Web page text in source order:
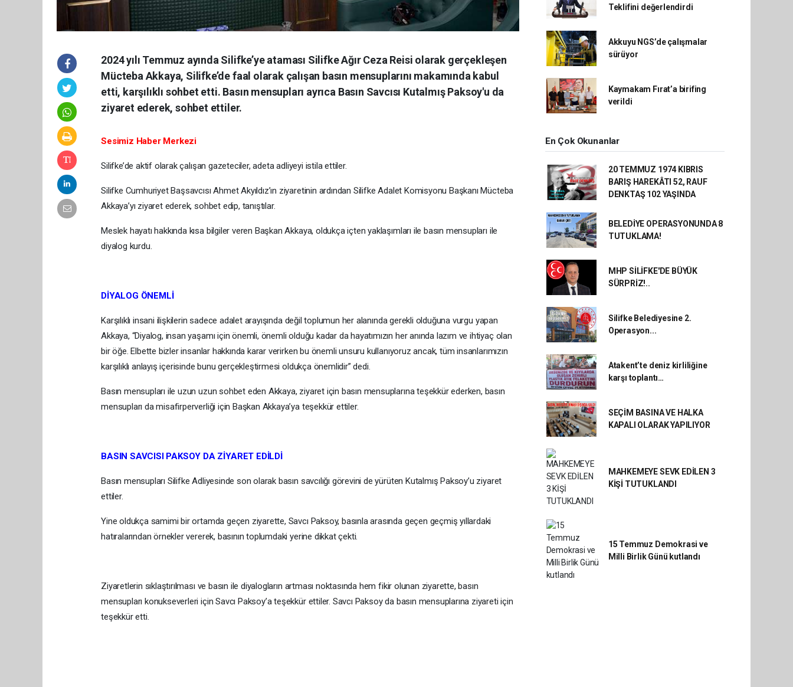
2024 yılı Temmuz ayında Silifke’ye ataması Silifke Ağır Ceza Reisi olarak gerçekleşen
Mücteba Akkaya, Silifke’de faal olarak çalışan basın mensuplarını makamında kabul
etti, karşılıklı sohbet etti. Basın mensupları ayrıca Basın Savcısı Kutalmış Paksoy'u da
ziyaret ederek, sohbet ettiler.
Sesimiz Haber Merkezi
Silifke’de aktif olarak çalışan gazeteciler, adeta adliyeyi istila ettiler.
Silifke Cumhuriyet Başsavcısı Ahmet Akyıldız’ın ziyaretinin ardından Silifke Adalet Komisyonu Başkanı Mücteba
Akkaya’yı ziyaret ederek, sohbet edip, tanıştılar.
Meslek hayatı hakkında kısa bilgiler veren Başkan Akkaya, oldukça içten yaklaşımları ile basın mensupları ile
diyalog kurdu.
DİYALOG ÖNEMLİ
Karşılıklı insani ilişkilerin sadece adalet arayışında değil toplumun her alanında gerekli olduğuna vurgu yapan
Akkaya, “Diyalog, insan yaşamı için önemli, önemli olduğu kadar da hayatımızın her anında lazım ve ihtiyaç olan
bir öğe. Elbette bizler insanlar hakkında karar verirken bu önemli unsuru kullanıyoruz ancak, tüm insanlarımızın
karşılıklı anlayış içerisinde bunu gerçekleştirmesi oldukça önemlidir” dedi.
Basın mensupları ile uzun uzun sohbet eden Akkaya, ziyaret için basın mensuplarına teşekkür ederken, basın
mensupları da misafirperverliği için Başkan Akkaya’ya teşekkür ettiler.
BASIN SAVCISI PAKSOY DA ZİYARET EDİLDİ
Basın mensupları Silifke Adliyesinde son olarak basın savcılığı görevini de yürüten Kutalmış Paksoy’u ziyaret
ettiler.
Yine oldukça samimi bir ortamda geçen ziyarette, Savcı Paksoy, basınla arasında geçen geçmiş yıllardaki
hatıralarından örnekler vererek, basının toplumdaki yerine dikkat çekti.
Ziyaretlerin sıklaştırılması ve basın ile diyalogların artması noktasında hem fikir olunan ziyarette, basın
mensupları konukseverleri için Savcı Paksoy’a teşekkür ettiler. Savcı Paksoy da basın mensuplarına ziyareti için
teşekkür etti.
Teklifini değerlendirdi
Akkuyu NGS’de çalışmalar
sürüyor
Kaymakam Fırat’a birifing
verildi
En Çok Okunanlar
20 TEMMUZ 1974 KIBRIS
BARIŞ HAREKÂTI 52, RAUF
DENKTAŞ 102 YAŞINDA
BELEDİYE OPERASYONUNDA 8
TUTUKLAMA!
MHP SİLİFKE'DE BÜYÜK
SÜRPRİZ!..
Silifke Belediyesine 2.
Operasyon...
Atakent’te deniz kirliliğine
karşı toplantı…
SEÇİM BASINA VE HALKA
KAPALI OLARAK YAPILIYOR
MAHKEMEYE SEVK EDİLEN 3
KİŞİ TUTUKLANDI
15 Temmuz Demokrasi ve
Milli Birlik Günü kutlandı